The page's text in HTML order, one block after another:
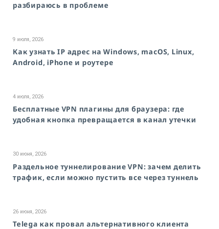
разбираюсь в проблеме
9 июля, 2026
Как узнать IP адрес на Windows, macOS, Linux,
Android, iPhone и роутере
4 июля, 2026
Бесплатные VPN плагины для браузера: где
удобная кнопка превращается в канал утечки
30 июня, 2026
Раздельное туннелирование VPN: зачем делить
трафик, если можно пустить все через туннель
26 июня, 2026
Telega как провал альтернативного клиента